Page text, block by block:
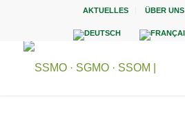
AKTUELLES ÜBER UNS